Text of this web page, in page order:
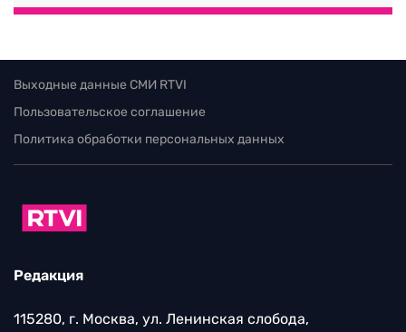
Выходные данные СМИ RTVI
Пользовательское соглашение
Политика обработки персональных данных
Редакция
115280, г. Москва, ул. Ленинская слобода,